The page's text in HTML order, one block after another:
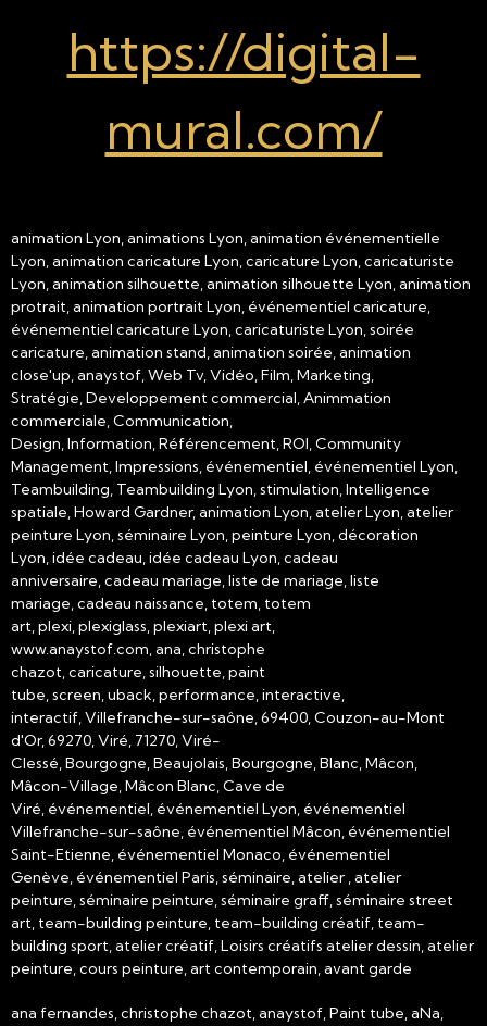
https://digital-
mural.com/
animation Lyon, animations Lyon, animation événementielle
Lyon, animation caricature Lyon, caricature Lyon, caricaturiste
Lyon, animation silhouette, animation silhouette Lyon, animation
protrait, animation portrait Lyon, événementiel caricature,
événementiel caricature Lyon, caricaturiste Lyon, soirée
caricature, animation stand, animation soirée, animation
close'up, anaystof, Web Tv, Vidéo, Film, Marketing,
Stratégie, Developpement commercial, Animmation
commerciale, Communication,
Design, Information, Référencement, ROI, Community
Management, Impressions, événementiel, événementiel Lyon,
Teambuilding, Teambuilding Lyon, stimulation, Intelligence
spatiale, Howard Gardner, animation Lyon, atelier Lyon, atelier
peinture Lyon, séminaire Lyon, peinture Lyon, décoration
Lyon, idée cadeau, idée cadeau Lyon, cadeau
anniversaire, cadeau mariage, liste de mariage, liste
mariage, cadeau naissance, totem, totem
art, plexi, plexiglass, plexiart, plexi art,
www.anaystof.com, ana, christophe
chazot, caricature, silhouette, paint
tube, screen, uback, performance, interactive,
interactif, Villefranche-sur-saône, 69400, Couzon-au-Mont
d'Or, 69270, Viré, 71270, Viré-
Clessé, Bourgogne, Beaujolais, Bourgogne, Blanc, Mâcon,
Mâcon-Village, Mâcon Blanc, Cave de
Viré, événementiel, événementiel Lyon, événementiel
Villefranche-sur-saône, événementiel Mâcon, événementiel
Saint-Etienne, événementiel Monaco, événementiel
Genève, événementiel Paris, séminaire, atelier , atelier
peinture, séminaire peinture, séminaire graff, séminaire street
art, team-building peinture, team-building créatif, team-
building sport, atelier créatif, Loisirs créatifs atelier dessin, atelier
peinture, cours peinture, art contemporain, avant garde
ana fernandes, christophe chazot, anaystof, Paint tube, aNa,